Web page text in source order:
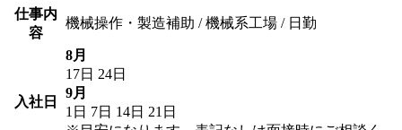
仕事内
容
機械操作・製造補助 / 機械系工場 / 日勤
入社日
8月
17日 24日
9月
1日 7日 14日 21日